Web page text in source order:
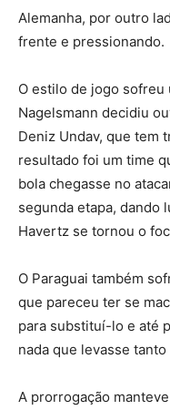
Alemanha, por outro
frente e pressionando.
O estilo de jogo sofreu
Nagelsmann decidiu
Deniz Undav, que tem
resultado foi um time
bola chegasse no
segunda etapa, dando
Havertz se tornou o
O Paraguai também
que pareceu ter se
para substituí-lo e até
nada que levasse
A prorrogação